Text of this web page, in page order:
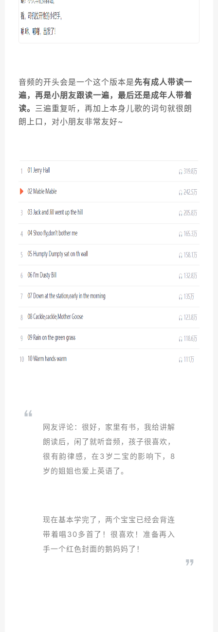
8.Big Nate Series
音频的开头会是一个这个版本是先有成人带读一
遍，再是小朋友跟读一遍，最后还是成年人带着
读。 三遍重复听，再加上本身儿歌的词句就很朗
朗上口，对小朋友非常友好~
网友评论：很好，家里有书，我给讲解
朗读后，闲了就听音频，孩子很喜欢，
很有韵律感，在3岁二宝的影响下，8
岁的姐姐也爱上英语了。
现在基本学完了，两个宝宝已经会背连
带着唱30多首了！很喜欢！准备再入
手一个红色封面的鹅妈妈了！